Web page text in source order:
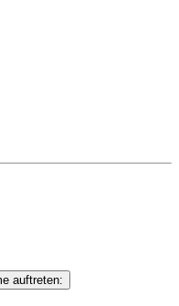
auftreten: